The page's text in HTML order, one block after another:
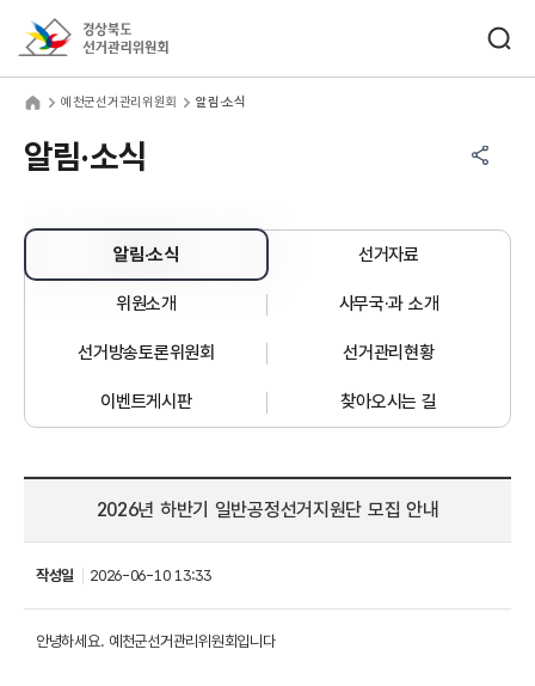
예천군선거관리위원회 알림·소식
알림·소식
알림·소식 선거자료
위원소개 사무국·과 소개
선거방송토론위원회 선거관리현황
이벤트게시판 찾아오시는 길
2026년 하반기 일반공정선거지원단 모집 안내
작성일 2026-06-10 13:33
안녕하세요. 예천군선거관리위원회입니다